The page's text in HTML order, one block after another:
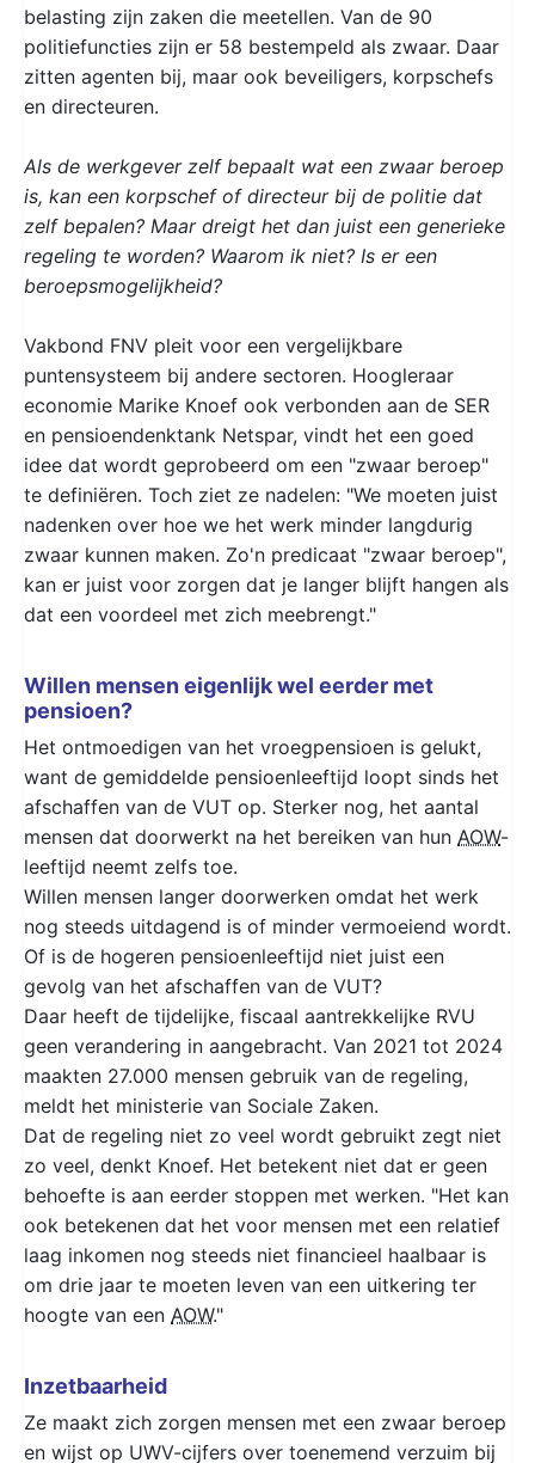
belasting zijn zaken die meetellen. Van de 90
politiefuncties zijn er 58 bestempeld als zwaar. Daar
zitten agenten bij, maar ook beveiligers, korpschefs
en directeuren.
Als de werkgever zelf bepaalt wat een zwaar beroep
is, kan een korpschef of directeur bij de politie dat
zelf bepalen? Maar dreigt het dan juist een generieke
regeling te worden? Waarom ik niet? Is er een
beroepsmogelijkheid?
Vakbond FNV pleit voor een vergelijkbare
puntensysteem bij andere sectoren. Hoogleraar
economie Marike Knoef ook verbonden aan de SER
en pensioendenktank Netspar, vindt het een goed
idee dat wordt geprobeerd om een "zwaar beroep"
te definiëren. Toch ziet ze nadelen: "We moeten juist
nadenken over hoe we het werk minder langdurig
zwaar kunnen maken. Zo'n predicaat "zwaar beroep",
kan er juist voor zorgen dat je langer blijft hangen als
dat een voordeel met zich meebrengt."
Willen mensen eigenlijk wel eerder met
pensioen?
Het ontmoedigen van het vroegpensioen is gelukt,
want de gemiddelde pensioenleeftijd loopt sinds het
afschaffen van de VUT op. Sterker nog, het aantal
mensen dat doorwerkt na het bereiken van hun AOW-
leeftijd neemt zelfs toe.
Willen mensen langer doorwerken omdat het werk
nog steeds uitdagend is of minder vermoeiend wordt.
Of is de hogeren pensioenleeftijd niet juist een
gevolg van het afschaffen van de VUT?
Daar heeft de tijdelijke, fiscaal aantrekkelijke RVU
geen verandering in aangebracht. Van 2021 tot 2024
maakten 27.000 mensen gebruik van de regeling,
meldt het ministerie van Sociale Zaken.
Dat de regeling niet zo veel wordt gebruikt zegt niet
zo veel, denkt Knoef. Het betekent niet dat er geen
behoefte is aan eerder stoppen met werken. "Het kan
ook betekenen dat het voor mensen met een relatief
laag inkomen nog steeds niet financieel haalbaar is
om drie jaar te moeten leven van een uitkering ter
hoogte van een AOW."
Inzetbaarheid
Ze maakt zich zorgen mensen met een zwaar beroep
en wijst op UWV-cijfers over toenemend verzuim bij